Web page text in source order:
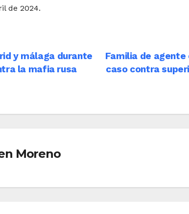
de 2024.
Familia de
caso contra
y málaga durante
la mafia rusa
Moreno